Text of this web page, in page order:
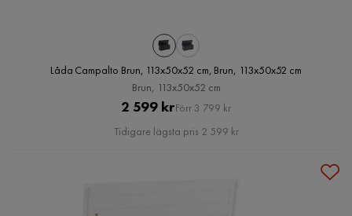
Låda Campalto Brun, 113x50x52 cm, Brun, 113x50x52 cm
Brun, 113x50x52 cm
Pris
2 599 krOriginal
Pris
Förr 3 799 kr
Tidigare lägsta pris 2 599 kr